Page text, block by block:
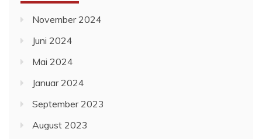
November 2024
Juni 2024
Mai 2024
Januar 2024
September 2023
August 2023